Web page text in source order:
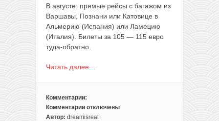
В августе: прямые рейсы с багажом из
Варшавы, Познани или Катовице в
Альмерию (Испания) или Ламецию
(Италия). Билеты за 105 — 115 евро
туда-обратно.
Читать далее…
Комментарии:
Комментарии
к
отключены
Автор: dreamisreal